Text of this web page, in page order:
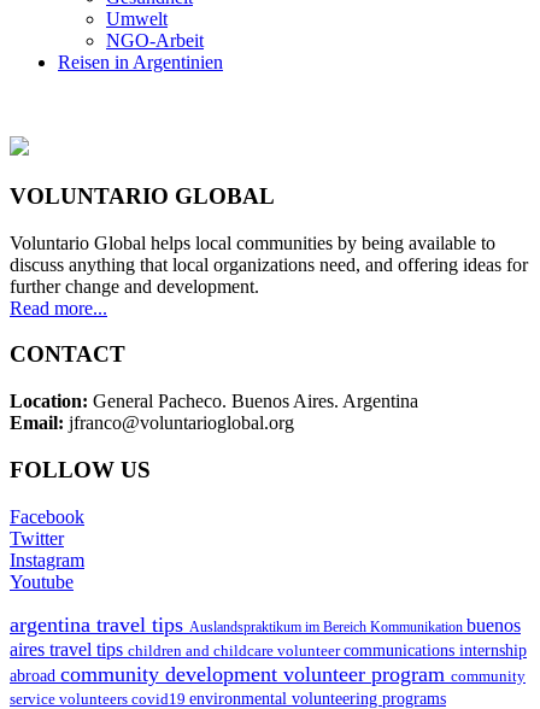
Umwelt
NGO-Arbeit
Reisen in Argentinien
VOLUNTARIO GLOBAL
Voluntario Global helps local communities by being available to
discuss anything that local organizations need, and offering ideas for
further change and development.
Read more...
CONTACT
Location: General Pacheco. Buenos Aires. Argentina
Email: jfranco@voluntarioglobal.org
FOLLOW US
Facebook
Twitter
Instagram
Youtube
argentina travel tips Auslandspraktikum im Bereich Kommunikation buenos
aires travel tips children and childcare volunteercommunications internship
abroad community development volunteer program community
service volunteers covid19 environmental volunteering programs